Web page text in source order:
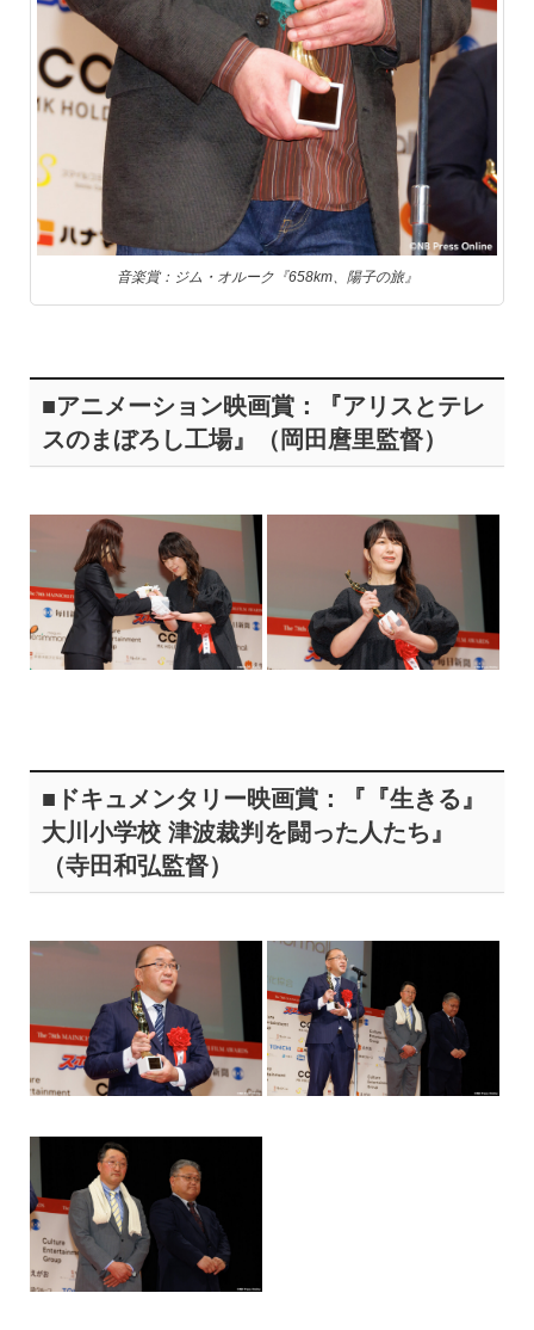
音楽賞：ジム・オルーク『658km、陽子の旅』
■アニメーション映画賞：『アリスとテレ
スのまぼろし工場』（岡田麿里監督）
■ドキュメンタリー映画賞：『『生きる』
大川小学校 津波裁判を闘った人たち』
（寺田和弘監督）